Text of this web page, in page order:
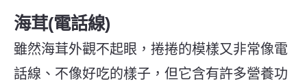
海茸(電話線)
雖然海茸外觀不起眼，捲捲的模樣又非常像電
話線、不像好吃的樣子，但它含有許多營養功